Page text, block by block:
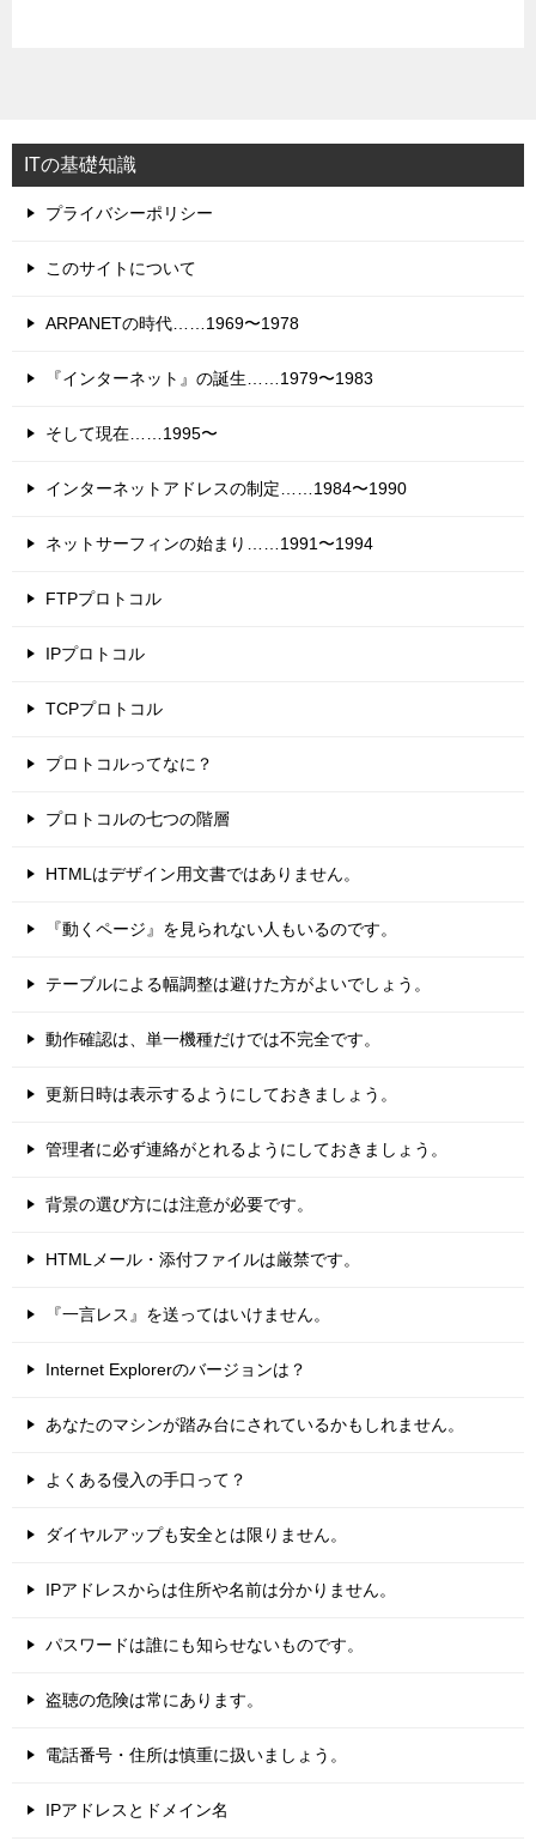
ITの基礎知識
プライバシーポリシー
このサイトについて
ARPANETの時代……1969〜1978
『インターネット』の誕生……1979〜1983
そして現在……1995〜
インターネットアドレスの制定……1984〜1990
ネットサーフィンの始まり……1991〜1994
FTPプロトコル
IPプロトコル
TCPプロトコル
プロトコルってなに？
プロトコルの七つの階層
HTMLはデザイン用文書ではありません。
『動くページ』を見られない人もいるのです。
テーブルによる幅調整は避けた方がよいでしょう。
動作確認は、単一機種だけでは不完全です。
更新日時は表示するようにしておきましょう。
管理者に必ず連絡がとれるようにしておきましょう。
背景の選び方には注意が必要です。
HTMLメール・添付ファイルは厳禁です。
『一言レス』を送ってはいけません。
Internet Explorerのバージョンは？
あなたのマシンが踏み台にされているかもしれません。
よくある侵入の手口って？
ダイヤルアップも安全とは限りません。
IPアドレスからは住所や名前は分かりません。
パスワードは誰にも知らせないものです。
盗聴の危険は常にあります。
電話番号・住所は慎重に扱いましょう。
IPアドレスとドメイン名